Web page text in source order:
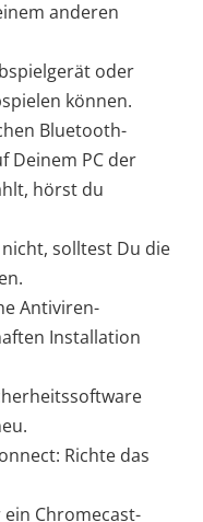
anderen
oder
können.
Bluetooth-
Deinem PC der
hörst du
solltest Du die
Antiviren-
Installation
Richte das
Chromecast-